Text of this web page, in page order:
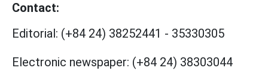
Contact:
Editorial: (+84 24) 38252441 - 35330305
Electronic newspaper: (+84 24) 38303044